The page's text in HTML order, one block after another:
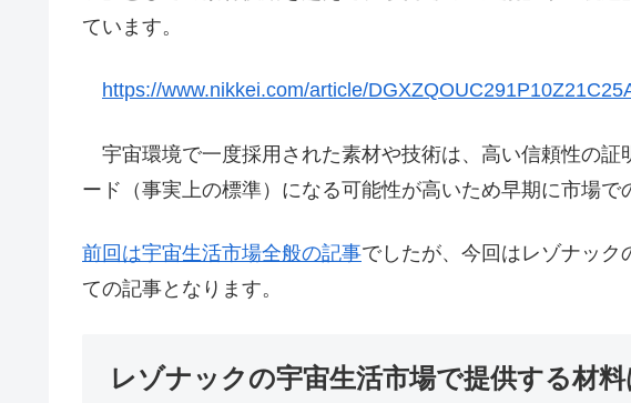
ています。
https://www.nikkei.com/article/
宇宙環境で一度採用された素材や技術は、高い信頼性の証
ード（事実上の標準）になる可能性が高いため早期に市場で
前回は宇宙生活市場全般の記事でしたが、今回はレゾナック
ての記事となります。
レゾナックの宇宙生活市場で提供する材